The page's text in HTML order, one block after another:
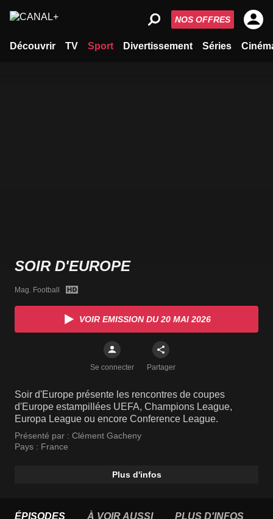
Découvrir TV Sport Divertissement Séries
NOS OFFRES
SOIR D'EUROPE
Mag. Football
VOIR EMISSION DU 20 MAI 2026
Se connecter Partager
Soir d'Europe présente les rencontres de coupes
d'Europe estampillées UEFA, Champions League,
Europa League ou encore Conference League.
Présenté par : Clément Gacheny
Pays : France
Plus d'infos
ÉPISODES À VOIR AUSSI PLUS D'INFOS